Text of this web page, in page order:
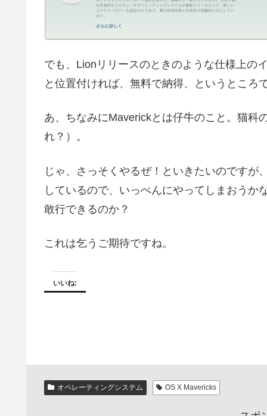
でも、Lionリリースのときのような仕様上の
と位置付ければ、無料で納得、というところ
あ、ちなみにMaverickとは仔牛のこと。猫科
れ？）。
じゃ、さっそくやるぜ！といきたいのですが
しているので、いっぺんにやってしまおう
敢行できるのか？
これは乞うご期待ですね。
いいね:
オペレーティングシステム OS X Mavericks